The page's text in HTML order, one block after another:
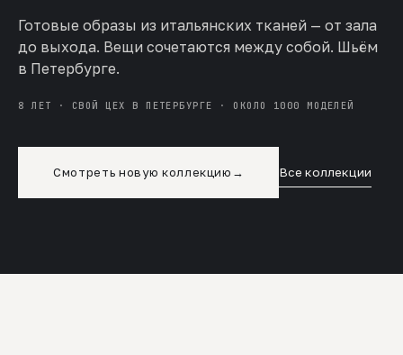
Готовые образы из итальянских тканей — от зала
до выхода. Вещи сочетаются между собой. Шьём
в Петербурге.
8 ЛЕТ · СВОЙ ЦЕХ В ПЕТЕРБУРГЕ · ОКОЛО 1000 МОДЕЛЕЙ
Смотреть новую коллекцию → Все коллекции